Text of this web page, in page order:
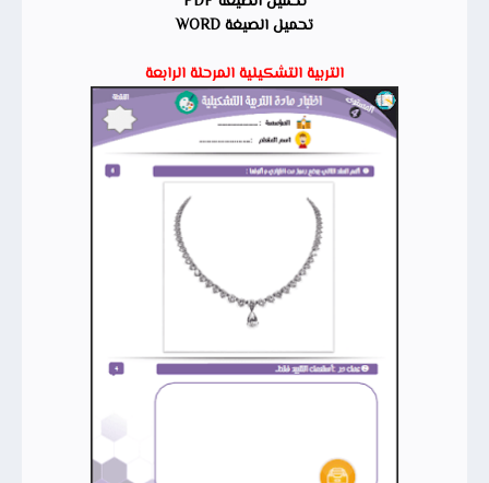
تحميل الصيغة WORD
التربية التشكيلية المرحلة الرابعة